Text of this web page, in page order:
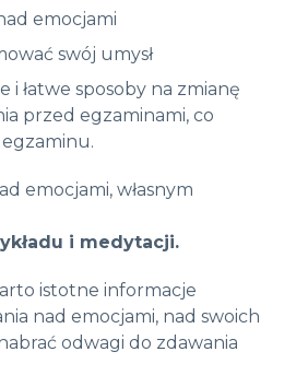
emocjami
swój umysł
i łatwe sposoby na zmianę
przed egzaminami, co
emocjami, własnym
i medytacji.
istotne informacje
nad emocjami, nad swoich
odwagi do zdawania